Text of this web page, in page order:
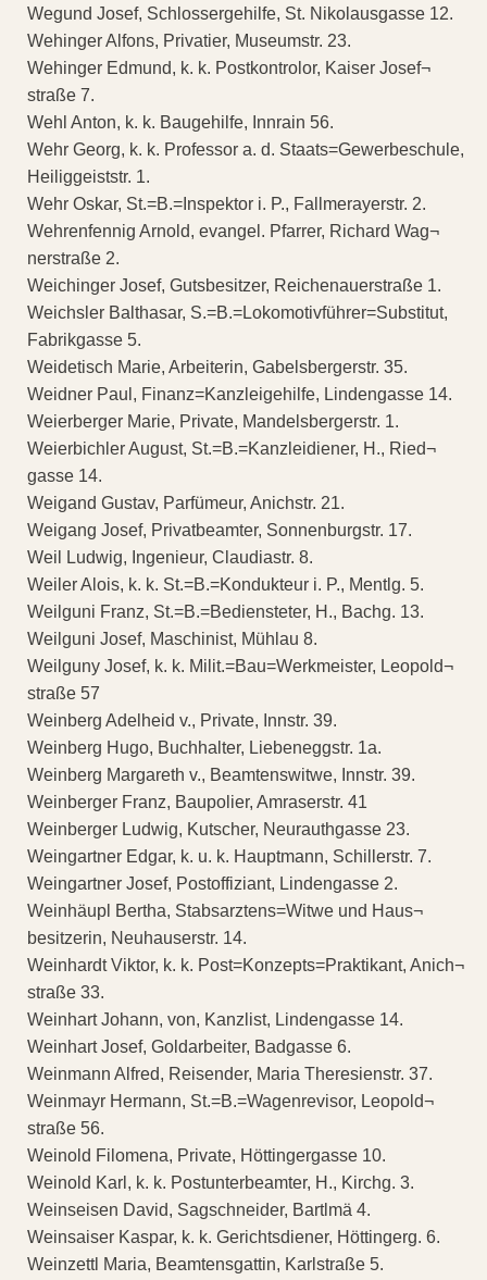
Wegund Josef, Schlossergehilfe, St. Nikolausgasse 12.
Wehinger Alfons, Privatier, Museumstr. 23.
Wehinger Edmund, k. k. Postkontrolor, Kaiser Josef¬
straße 7.
Wehl Anton, k. k. Baugehilfe, Innrain 56.
Wehr Georg, k. k. Professor a. d. Staats=Gewerbeschule,
Heiliggeiststr. 1.
Wehr Oskar, St.=B.=Inspektor i. P., Fallmerayerstr. 2.
Wehrenfennig Arnold, evangel. Pfarrer, Richard Wag¬
nerstraße 2.
Weichinger Josef, Gutsbesitzer, Reichenauerstraße 1.
Weichsler Balthasar, S.=B.=Lokomotivführer=Substitut,
Fabrikgasse 5.
Weidetisch Marie, Arbeiterin, Gabelsbergerstr. 35.
Weidner Paul, Finanz=Kanzleigehilfe, Lindengasse 14.
Weierberger Marie, Private, Mandelsbergerstr. 1.
Weierbichler August, St.=B.=Kanzleidiener, H., Ried¬
gasse 14.
Weigand Gustav, Parfümeur, Anichstr. 21.
Weigang Josef, Privatbeamter, Sonnenburgstr. 17.
Weil Ludwig, Ingenieur, Claudiastr. 8.
Weiler Alois, k. k. St.=B.=Kondukteur i. P., Mentlg. 5.
Weilguni Franz, St.=B.=Bediensteter, H., Bachg. 13.
Weilguni Josef, Maschinist, Mühlau 8.
Weilguny Josef, k. k. Milit.=Bau=Werkmeister, Leopold¬
straße 57
Weinberg Adelheid v., Private, Innstr. 39.
Weinberg Hugo, Buchhalter, Liebeneggstr. 1a.
Weinberg Margareth v., Beamtenswitwe, Innstr. 39.
Weinberger Franz, Baupolier, Amraserstr. 41
Weinberger Ludwig, Kutscher, Neurauthgasse 23.
Weingartner Edgar, k. u. k. Hauptmann, Schillerstr. 7.
Weingartner Josef, Postoffiziant, Lindengasse 2.
Weinhäupl Bertha, Stabsarztens=Witwe und Haus¬
besitzerin, Neuhauserstr. 14.
Weinhardt Viktor, k. k. Post=Konzepts=Praktikant, Anich¬
straße 33.
Weinhart Johann, von, Kanzlist, Lindengasse 14.
Weinhart Josef, Goldarbeiter, Badgasse 6.
Weinmann Alfred, Reisender, Maria Theresienstr. 37.
Weinmayr Hermann, St.=B.=Wagenrevisor, Leopold¬
straße 56.
Weinold Filomena, Private, Höttingergasse 10.
Weinold Karl, k. k. Postunterbeamter, H., Kirchg. 3.
Weinseisen David, Sagschneider, Bartlmä 4.
Weinsaiser Kaspar, k. k. Gerichtsdiener, Höttingerg. 6.
Weinzettl Maria, Beamtensgattin, Karlstraße 5.